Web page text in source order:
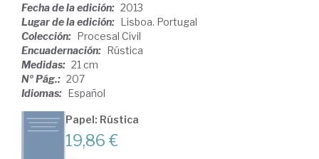
Fecha de la edición: 2013
Lugar de la edición: Lisboa. Portugal
Colección: Procesal Civil
Encuadernación: Rústica
Medidas: 21 cm
Nº Pág.: 207
Idiomas: Español
Papel: Rústica
19,86 €